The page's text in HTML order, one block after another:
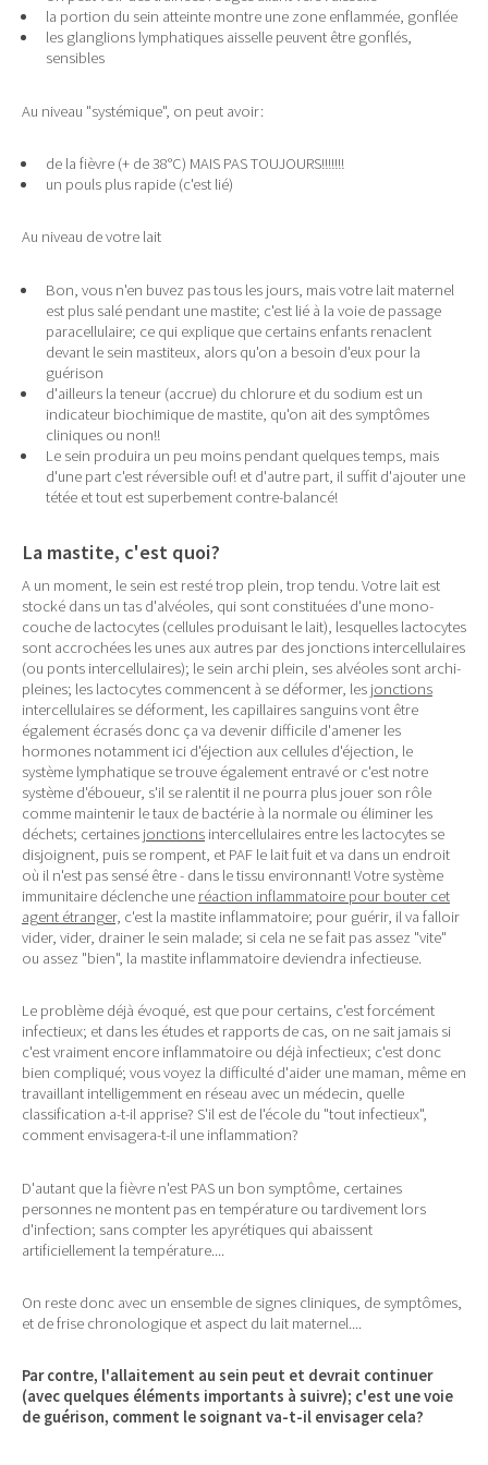
la portion du sein atteinte montre une zone enflammée, gonflée
les glanglions lymphatiques aisselle peuvent être gonflés,
sensibles
Au niveau "systémique", on peut avoir:
de la fièvre (+ de 38°C) MAIS PAS TOUJOURS!!!!!!!
un pouls plus rapide (c'est lié)
Au niveau de votre lait
Bon, vous n'en buvez pas tous les jours, mais votre lait maternel
est plus salé pendant une mastite; c'est lié à la voie de passage
paracellulaire; ce qui explique que certains enfants renaclent
devant le sein mastiteux, alors qu'on a besoin d'eux pour la
guérison
d'ailleurs la teneur (accrue) du chlorure et du sodium est un
indicateur biochimique de mastite, qu'on ait des symptômes
cliniques ou non!!
Le sein produira un peu moins pendant quelques temps, mais
d'une part c'est réversible ouf! et d'autre part, il suffit d'ajouter une
tétée et tout est superbement contre-balancé!
La mastite, c'est quoi?
A un moment, le sein est resté trop plein, trop tendu. Votre lait est
stocké dans un tas d'alvéoles, qui sont constituées d'une mono-
couche de lactocytes (cellules produisant le lait), lesquelles lactocytes
sont accrochées les unes aux autres par des jonctions intercellulaires
(ou ponts intercellulaires); le sein archi plein, ses alvéoles sont archi-
pleines; les lactocytes commencent à se déformer, les jonctions
intercellulaires se déforment, les capillaires sanguins vont être
également écrasés donc ça va devenir difficile d'amener les
hormones notamment ici d'éjection aux cellules d'éjection, le
système lymphatique se trouve également entravé or c'est notre
système d'éboueur, s'il se ralentit il ne pourra plus jouer son rôle
comme maintenir le taux de bactérie à la normale ou éliminer les
déchets; certaines jonctions intercellulaires entre les lactocytes se
disjoignent, puis se rompent, et PAF le lait fuit et va dans un endroit
où il n'est pas sensé être - dans le tissu environnant! Votre système
immunitaire déclenche une réaction inflammatoire pour bouter cet
agent étranger, c'est la mastite inflammatoire; pour guérir, il va falloir
vider, vider, drainer le sein malade; si cela ne se fait pas assez "vite"
ou assez "bien", la mastite inflammatoire deviendra infectieuse.
Le problème déjà évoqué, est que pour certains, c'est forcément
infectieux; et dans les études et rapports de cas, on ne sait jamais si
c'est vraiment encore inflammatoire ou déjà infectieux; c'est donc
bien compliqué; vous voyez la difficulté d'aider une maman, même en
travaillant intelligemment en réseau avec un médecin, quelle
classification a-t-il apprise? S'il est de l'école du "tout infectieux",
comment envisagera-t-il une inflammation?
D'autant que la fièvre n'est PAS un bon symptôme, certaines
personnes ne montent pas en température ou tardivement lors
d'infection; sans compter les apyrétiques qui abaissent
artificiellement la température....
On reste donc avec un ensemble de signes cliniques, de symptômes,
et de frise chronologique et aspect du lait maternel....
Par contre, l'allaitement au sein peut et devrait continuer
(avec quelques éléments importants à suivre); c'est une voie
de guérison, comment le soignant va-t-il envisager cela?